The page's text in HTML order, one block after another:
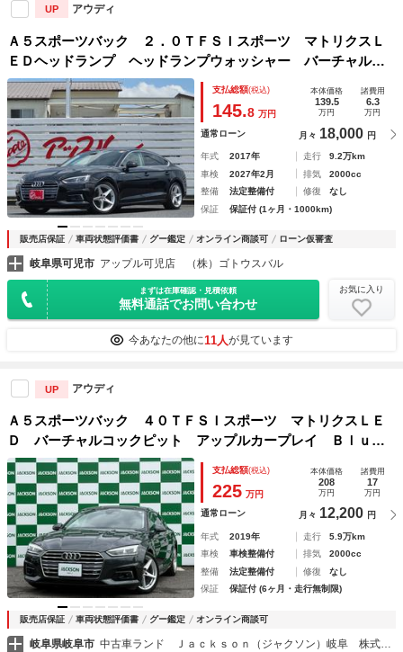
UP アウディ
Ａ５スポーツバック ２．０ＴＦＳＩスポーツ マトリクスＬ
ＥＤヘッドランプ ヘッドランプウォッシャー バーチャルコ
クピット 前席シートヒーター 運転席・助手席・後席独立温
度調整 ＭＭＩナビ フルセグＴＶ アダプティブクルーズコ
ントロール
支払総額(税込)
145.8 万円
本体価格
139.5
万円
諸費用
6.3
万円
通常ローン 月々 18,000 円
年式 2017年 走行
9.2万km
車検
2027年2月 排気
2000cc
整備
法定整備付 修復
なし
保証
保証付 (1ヶ月・1000km)
販売店保証 車両状態評価書 グー鑑定 オンライン商談可 ローン仮審査
岐阜県可児市 アップル可児店 （株）ゴトウスバル
まずは在庫確認・見積依頼
無料通話でお問い合わせ
お気に入り
今あなたの他に11人が見ています
UP アウディ
Ａ５スポーツバック ４０ＴＦＳＩスポーツ マトリクスＬＥ
Ｄ バーチャルコックピット アップルカープレイ Ｂｌｕｅ
ｔｏｏｔｈ バックカメラ パドルシフト シートヒーター
電動リアゲート 黒革パワーシート 純正ＡＷ
支払総額(税込)
225 万円
本体価格
208
万円
諸費用
17
万円
通常ローン 月々 12,200 円
年式 2019年 走行
5.9万km
車検
車検整備付 排気
2000cc
整備
法定整備付 修復
なし
保証
保証付 (6ヶ月・走行無制限)
販売店保証 車両状態評価書 グー鑑定 オンライン商談可
岐阜県岐阜市 中古車ランド Ｊａｃｋｓｏｎ（ジャクソン）岐阜 株式会社ＮＧＴ